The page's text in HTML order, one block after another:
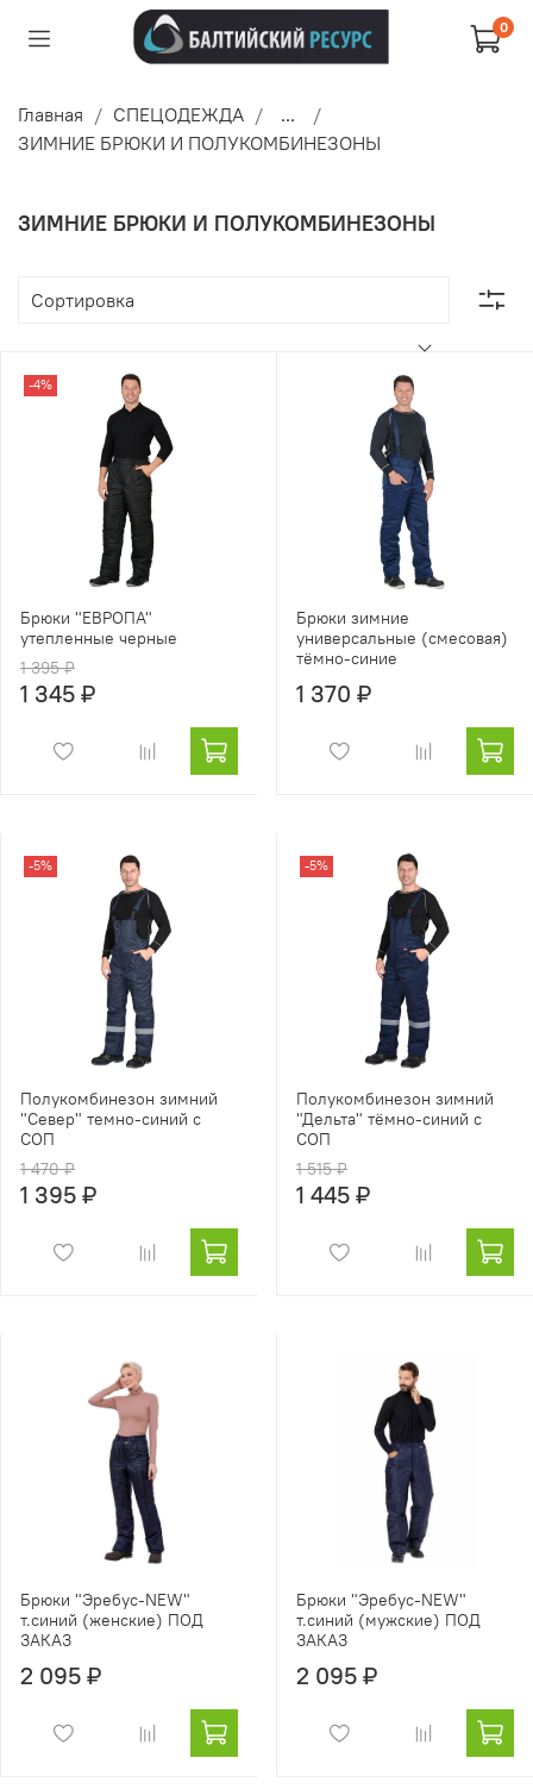
0
Главная СПЕЦОДЕЖДА
...
ЗИМНИЕ БРЮКИ И ПОЛУКОМБИНЕЗОНЫ
ЗИМНИЕ БРЮКИ И ПОЛУКОМБИНЕЗОНЫ
-4%
Брюки "ЕВРОПА"
утепленные черные
1 395 ₽
1 345 ₽
Брюки зимние
универсальные (смесовая)
тёмно-синие
1 370 ₽
-5%
Полукомбинезон зимний
"Север" темно-синий с
СОП
1 470 ₽
1 395 ₽
-5%
Полукомбинезон зимний
"Дельта" тёмно-синий с
СОП
1 515 ₽
1 445 ₽
Брюки "Эребус-NEW"
т.синий (женские) ПОД
ЗАКАЗ
2 095 ₽
Брюки "Эребус-NEW"
т.синий (мужские) ПОД
ЗАКАЗ
2 095 ₽